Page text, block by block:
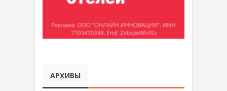
АРХИВЫ